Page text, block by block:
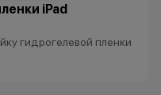
iPad
гидрогелевой пленки